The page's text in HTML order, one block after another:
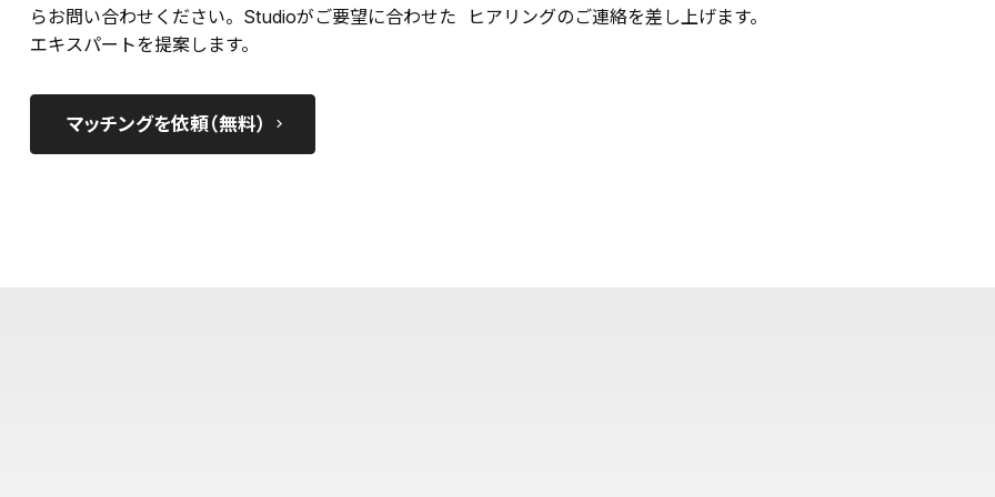
らお問い合わせください。Studioがご要望に合わせた
エキスパートを提案します。
マッチングを依頼（無料） keyboard_arrow_right
ヒアリングのご連絡を差し上げます。